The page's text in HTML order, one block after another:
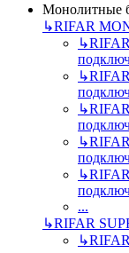
Монолитные
↳RIFAR
↳
↳
↳
↳
↳
...
↳RIFAR
↳